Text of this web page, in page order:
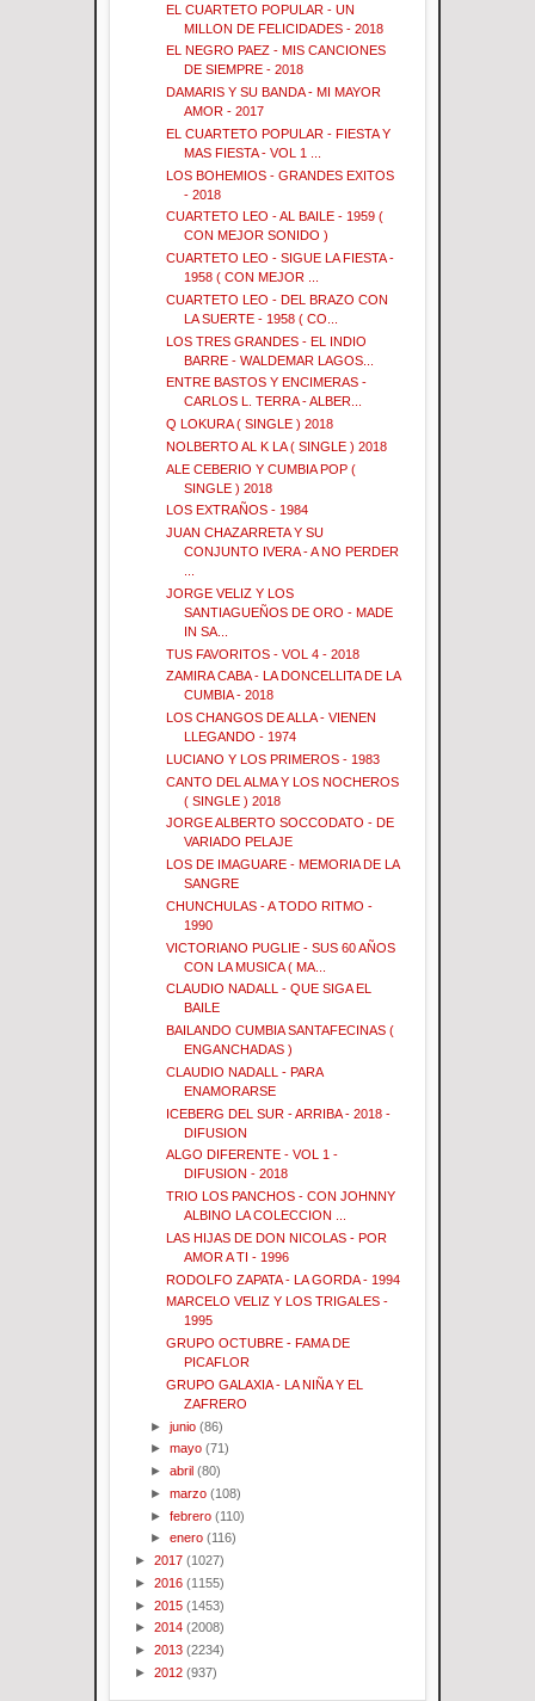
EL CUARTETO POPULAR - UN
MILLON DE FELICIDADES - 2018
EL NEGRO PAEZ - MIS CANCIONES
DE SIEMPRE - 2018
DAMARIS Y SU BANDA - MI MAYOR
AMOR - 2017
EL CUARTETO POPULAR - FIESTA Y
MAS FIESTA - VOL 1 ...
LOS BOHEMIOS - GRANDES EXITOS
- 2018
CUARTETO LEO - AL BAILE - 1959 (
CON MEJOR SONIDO )
CUARTETO LEO - SIGUE LA FIESTA -
1958 ( CON MEJOR ...
CUARTETO LEO - DEL BRAZO CON
LA SUERTE - 1958 ( CO...
LOS TRES GRANDES - EL INDIO
BARRE - WALDEMAR LAGOS...
ENTRE BASTOS Y ENCIMERAS -
CARLOS L. TERRA - ALBER...
Q LOKURA ( SINGLE ) 2018
NOLBERTO AL K LA ( SINGLE ) 2018
ALE CEBERIO Y CUMBIA POP (
SINGLE ) 2018
LOS EXTRAÑOS - 1984
JUAN CHAZARRETA Y SU
CONJUNTO IVERA - A NO PERDER
JORGE VELIZ Y LOS
SANTIAGUEÑOS DE ORO - MADE
IN SA...
TUS FAVORITOS - VOL 4 - 2018
ZAMIRA CABA - LA DONCELLITA DE LA
CUMBIA - 2018
LOS CHANGOS DE ALLA - VIENEN
LLEGANDO - 1974
LUCIANO Y LOS PRIMEROS - 1983
CANTO DEL ALMA Y LOS NOCHEROS
( SINGLE ) 2018
JORGE ALBERTO SOCCODATO - DE
VARIADO PELAJE
LOS DE IMAGUARE - MEMORIA DE LA
SANGRE
CHUNCHULAS - A TODO RITMO -
1990
VICTORIANO PUGLIE - SUS 60 AÑOS
CON LA MUSICA ( MA...
CLAUDIO NADALL - QUE SIGA EL
BAILE
BAILANDO CUMBIA SANTAFECINAS (
ENGANCHADAS )
CLAUDIO NADALL - PARA
ENAMORARSE
ICEBERG DEL SUR - ARRIBA - 2018 -
DIFUSION
ALGO DIFERENTE - VOL 1 -
DIFUSION - 2018
TRIO LOS PANCHOS - CON JOHNNY
ALBINO LA COLECCION ...
LAS HIJAS DE DON NICOLAS - POR
AMOR A TI - 1996
RODOLFO ZAPATA - LA GORDA - 1994
MARCELO VELIZ Y LOS TRIGALES -
1995
GRUPO OCTUBRE - FAMA DE
PICAFLOR
GRUPO GALAXIA - LA NIÑA Y EL
ZAFRERO
►junio (86)
►mayo (71)
►abril (80)
►marzo (108)
►febrero (110)
►enero (116)
► 2017 (1027)
► 2016 (1155)
► 2015 (1453)
► 2014 (2008)
► 2013 (2234)
► 2012 (937)